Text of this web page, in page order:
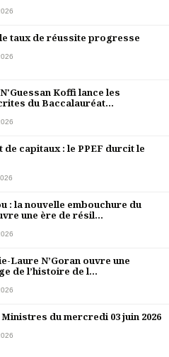
le taux de réussite progresse
Koffi lance les
du Baccalauréat...
de capitaux : le PPEF durcit le
: la nouvelle embouchure du
une ère de résil...
Laure N’Goran ouvre une
de l’histoire de l...
du mercredi 03 juin 2026